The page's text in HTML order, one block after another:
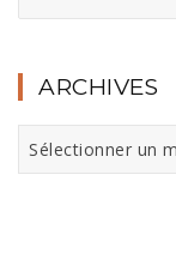
ARCHIVES
Archives
Sélectionner un